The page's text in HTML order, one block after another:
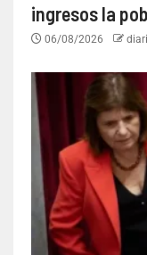
ingresos la
06/08/2026